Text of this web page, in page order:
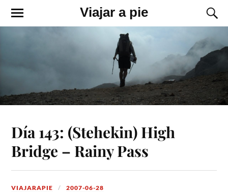
Viajar a pie
Día 143: (Stehekin) High
Bridge – Rainy Pass
VIAJARAPIE 2007-06-28